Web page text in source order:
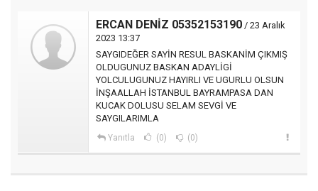
ERCAN DENİZ 05352153190 / 23 Aralık
2023 13:37
SAYGIDEĞER SAYİN RESUL BASKANİM ÇIKMIŞ
OLDUGUNUZ BASKAN ADAYLİGİ
YOLCULUGUNUZ HAYIRLI VE UGURLU OLSUN
İNŞAALLAH İSTANBUL BAYRAMPASA DAN
KUCAK DOLUSU SELAM SEVGİ VE
SAYGILARIMLA
Yanıtla (0) (0)